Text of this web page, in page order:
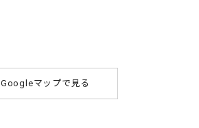
Googleマップで見る